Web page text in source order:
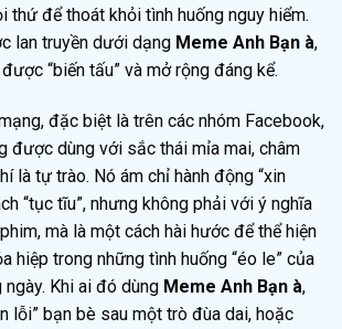
thứ để thoát khỏi tình huống nguy hiểm.
lan truyền dưới dạng Meme Anh Bạn à,
“biến tấu” và mở rộng đáng kể.
đặc biệt là trên các nhóm Facebook,
được dùng với sắc thái mỉa mai, châm
là tự trào. Nó ám chỉ hành động “xin
“tục tĩu”, nhưng không phải với ý nghĩa
mà là một cách hài hước để thể hiện
hiệp trong những tình huống “éo le” của
Khi ai đó dùng Meme Anh Bạn à,
lỗi” bạn bè sau một trò đùa dai, hoặc